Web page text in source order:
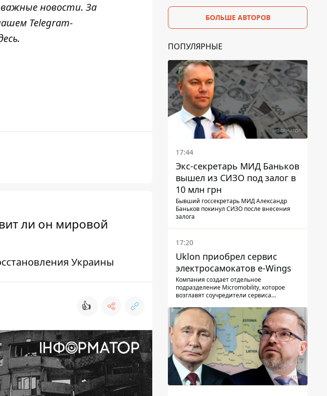
новости. За
Telegram-
.
ли он мировой
Украины
👍
БОЛЬШЕ АВТОРОВ
ПОПУЛЯРНЫЕ
17:44
Экс-секретарь МИД Баньков
вышел из СИЗО под залог в
10 млн грн
Бывший госсекретарь МИД Александр
Баньков покинул СИЗО после внесения
залога
17:20
Uklon приобрел сервис
электросамокатов e-Wings
Компания создает отдельное
подразделение Micromobility, которое
возглавят соучредители сервиса